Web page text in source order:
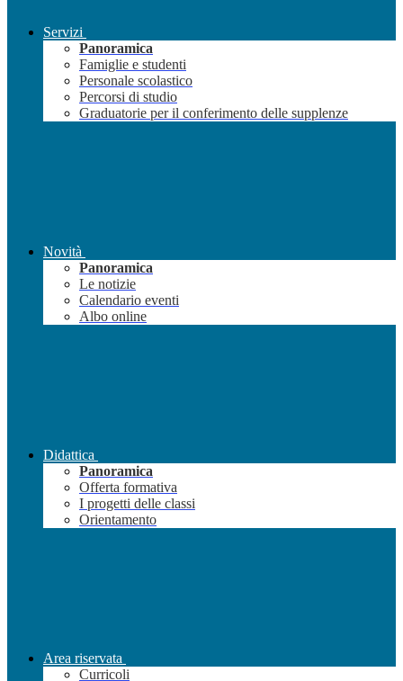
Servizi
Panoramica
Famiglie e studenti
Personale scolastico
Percorsi di studio
Graduatorie per il conferimento delle supplenze
Novità
Panoramica
Le notizie
Calendario eventi
Albo online
Didattica
Panoramica
Offerta formativa
I progetti delle classi
Orientamento
Area riservata
Curricoli